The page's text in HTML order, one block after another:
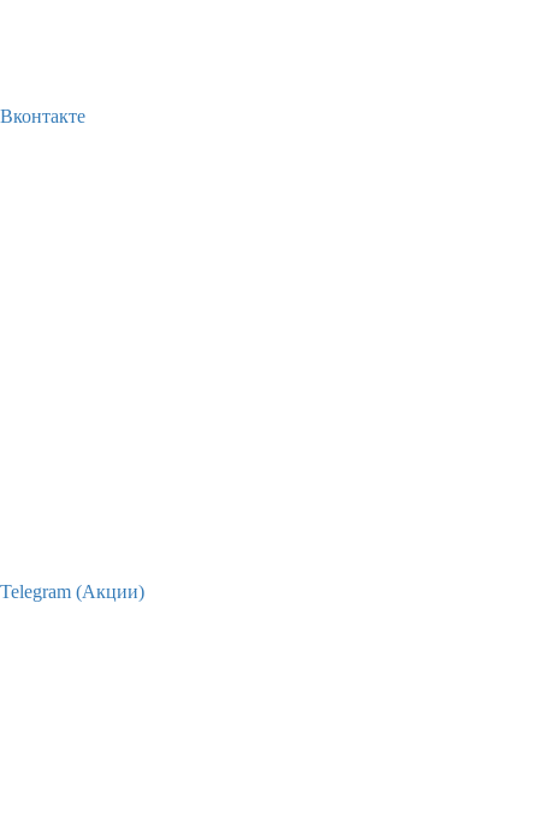
Вконтакте
Telegram (Акции)